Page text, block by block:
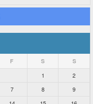
F S S
1
2
7 8
9